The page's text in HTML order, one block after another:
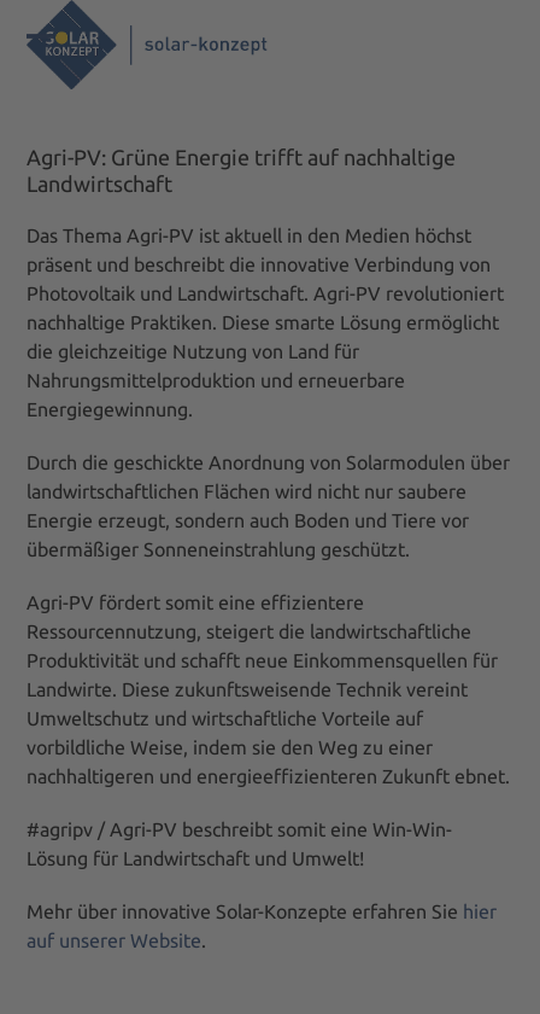
contentOpen
menu
Close
menu
Agri-PV: Grüne Energie trifft auf nachhaltige
Landwirtschaft
Das Thema Agri-PV ist aktuell in den Medien höchst
präsent und beschreibt die innovative Verbindung von
Photovoltaik und Landwirtschaft. Agri-PV revolutioniert
nachhaltige Praktiken. Diese smarte Lösung ermöglicht
die gleichzeitige Nutzung von Land für
Nahrungsmittelproduktion und erneuerbare
Energiegewinnung.
Durch die geschickte Anordnung von Solarmodulen über
landwirtschaftlichen Flächen wird nicht nur saubere
Energie erzeugt, sondern auch Boden und Tiere vor
übermäßiger Sonneneinstrahlung geschützt.
Agri-PV fördert somit eine effizientere
Ressourcennutzung, steigert die landwirtschaftliche
Produktivität und schafft neue Einkommensquellen für
Landwirte. Diese zukunftsweisende Technik vereint
Umweltschutz und wirtschaftliche Vorteile auf
vorbildliche Weise, indem sie den Weg zu einer
nachhaltigeren und energieeffizienteren Zukunft ebnet.
#agripv / Agri-PV beschreibt somit eine Win-Win-
Lösung für Landwirtschaft und Umwelt!
Mehr über innovative Solar-Konzepte erfahren Sie hier
auf unserer Website.